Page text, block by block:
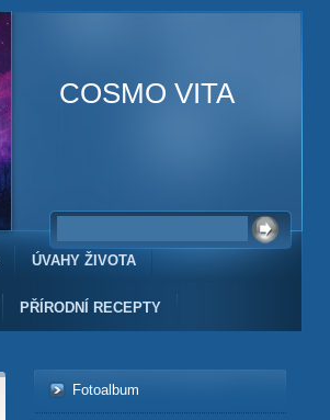
COSMO VITA
ÚVAHY ŽIVOTA
PŘÍRODNÍ RECEPTY
Fotoalbum